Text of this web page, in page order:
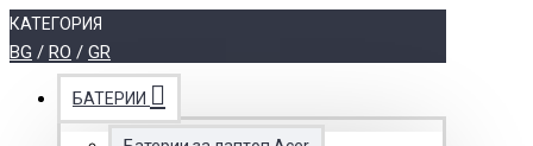
КАТЕГОРИЯ
BG / RO / GR
БАТЕРИИ